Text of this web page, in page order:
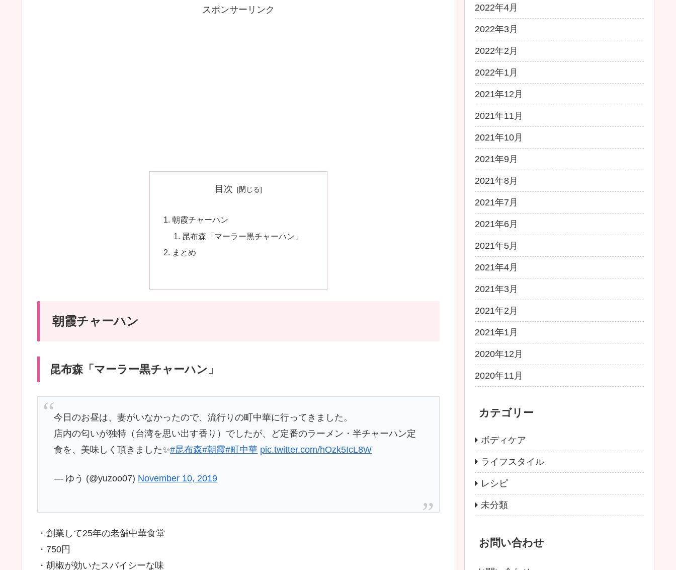
スポンサーリンク
目次
朝霞チャーハン
昆布森「マーラー黒チャーハン」
まとめ
朝霞チャーハン
昆布森「マーラー黒チャーハン」
今日のお昼は、妻がいなかったので、流行りの町中華に行ってきました。
店内の匂いが独特（台湾を思い出す香り）でしたが、ど定番のラーメン・半チャーハン定
食を、美味しく頂きました✨#昆布森#朝霞#町中華 pic.twitter.com/hOzk5IcL8W
— ゆう (@yuzoo07) November 10, 2019
・創業して25年の老舗中華食堂
・750円
・胡椒が効いたスパイシーな味
2022年4月
2022年3月
2022年2月
2022年1月
2021年12月
2021年11月
2021年10月
2021年9月
2021年8月
2021年7月
2021年6月
2021年5月
2021年4月
2021年3月
2021年2月
2021年1月
2020年12月
2020年11月
カテゴリー
ボディケア
ライフスタイル
レシピ
未分類
お問い合わせ